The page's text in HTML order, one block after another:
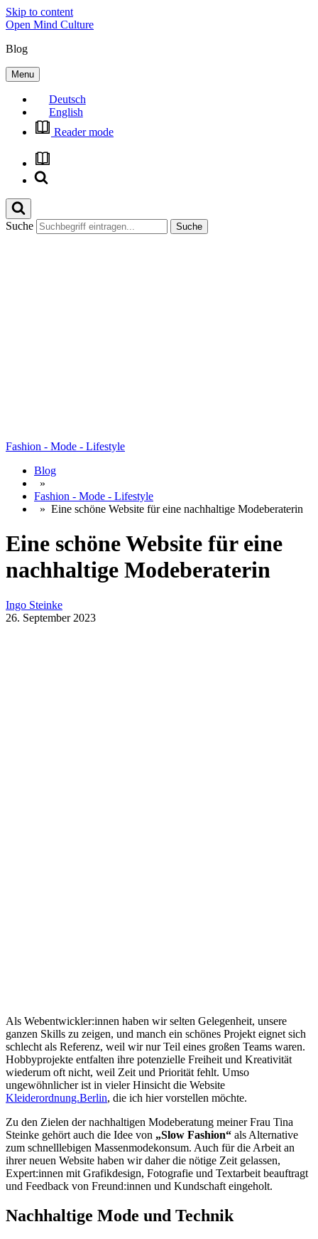
Skip to content
Open Mind Culture
Blog
Menu
Deutsch
English
Reader mode
Suche
Fashion - Mode - Lifestyle
Blog
»
Fashion - Mode - Lifestyle
» Eine schöne Website für eine nachhaltige Modeberaterin
Eine schöne Website für eine
nachhaltige Modeberaterin
Ingo Steinke
26. September 2023
Als Webentwickler:innen haben wir selten Gelegenheit, unsere
ganzen Skills zu zeigen, und manch ein schönes Projekt eignet sich
schlecht als Referenz, weil wir nur Teil eines großen Teams waren.
Hobbyprojekte entfalten ihre potenzielle Freiheit und Kreativität
wiederum oft nicht, weil Zeit und Priorität fehlt. Umso
ungewöhnlicher ist in vieler Hinsicht die Website
Kleiderordnung.Berlin, die ich hier vorstellen möchte.
Zu den Zielen der nachhaltigen Modeberatung meiner Frau Tina
Steinke gehört auch die Idee von „Slow Fashion“ als Alternative
zum schnelllebigen Massenmodekonsum. Auch für die Arbeit an
ihrer neuen Website haben wir daher die nötige Zeit gelassen,
Expert:innen mit Grafikdesign, Fotografie und Textarbeit beauftragt
und Feedback von Freund:innen und Kundschaft eingeholt.
Nachhaltige Mode und Technik